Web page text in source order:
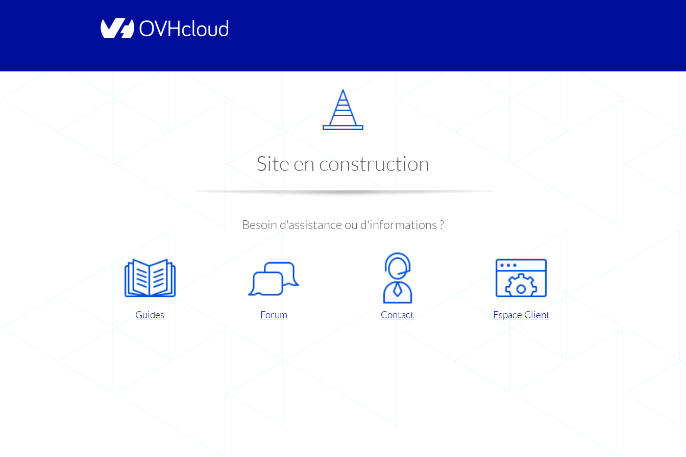
Site en construction
Besoin d'assistance ou d'informations ?
Guides Forum Contact Espace Client